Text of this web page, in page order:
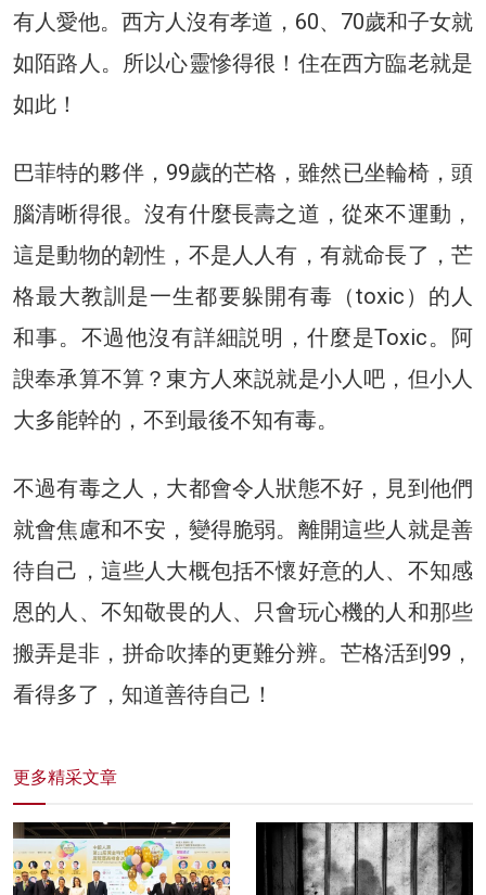
有人愛他。西方人沒有孝道，60、70歲和子女就
如陌路人。所以心靈慘得很！住在西方臨老就是
如此！
巴菲特的夥伴，99歲的芒格，雖然已坐輪椅，頭
腦清晰得很。沒有什麼長壽之道，從來不運動，
這是動物的韌性，不是人人有，有就命長了，芒
格最大教訓是一生都要躲開有毒（toxic）的人
和事。不過他沒有詳細説明，什麼是Toxic。阿
諛奉承算不算？東方人來説就是小人吧，但小人
大多能幹的，不到最後不知有毒。
不過有毒之人，大都會令人狀態不好，見到他們
就會焦慮和不安，變得脆弱。離開這些人就是善
待自己，這些人大概包括不懷好意的人、不知感
恩的人、不知敬畏的人、只會玩心機的人和那些
搬弄是非，拼命吹捧的更難分辨。芒格活到99，
看得多了，知道善待自己！
更多精采文章